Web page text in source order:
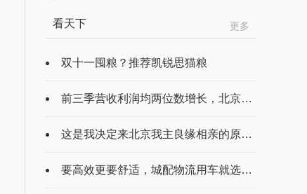
看天下 更多
双十一囤粮？推荐凯锐思猫粮
前三季营收利润均两位数增长，北京汽车...
这是我决定来北京我主良缘相亲的原因，...
要高效更要舒适，城配物流用车就选北汽...